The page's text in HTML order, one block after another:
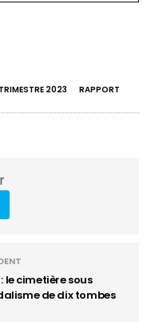
2023 RAPPORT
cimetière sous
de dix tombes